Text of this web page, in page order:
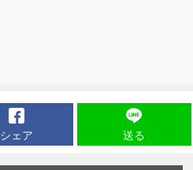
シェア 送る